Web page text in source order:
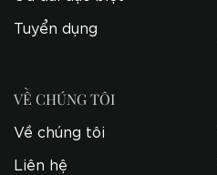
Tuyển dụng
VỀ CHÚNG TÔI
Về chúng tôi
Liên hệ